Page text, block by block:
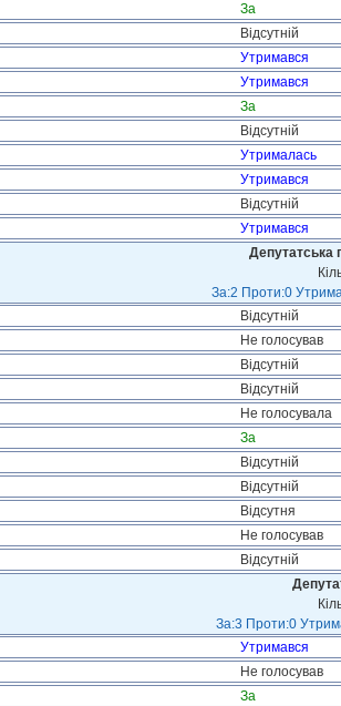
За
Відсутній
Утримався
Утримався
За
Відсутній
Утрималась
Утримався
Відсутній
Утримався
Депутатська
За:2 Проти:0
Відсутній
Не голосував
Відсутній
Відсутній
Не голосувала
За
Відсутній
Відсутній
Відсутня
Не голосував
Відсутній
За:3 Проти:0
Утримався
Не голосував
За